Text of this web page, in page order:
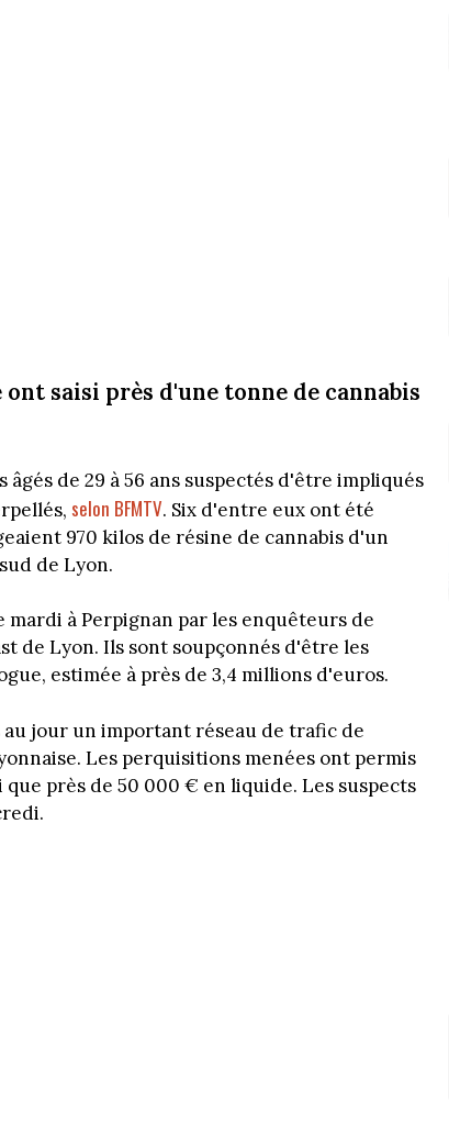
saisi près d'une tonne de cannabis
de 29 à 56 ans suspectés d'être impliqués
selon BFMTV. Six d'entre eux ont été
970 kilos de résine de cannabis d'un
de Lyon.
à Perpignan par les enquêteurs de
de Lyon. Ils sont soupçonnés d'être les
estimée à près de 3,4 millions d'euros.
au jour un important réseau de trafic de
Les perquisitions menées ont permis
près de 50 000 € en liquide. Les suspects